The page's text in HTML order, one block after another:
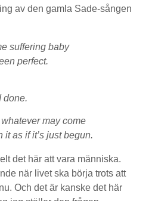
av den gamla Sade-sången
suffering baby
perfect.
done.
may come
it as if it’s just begun.
det här att vara människa.
när livet ska börja trots att
Och det är kanske det här